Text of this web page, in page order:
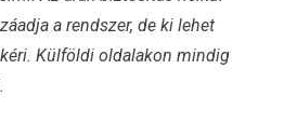
a rendszer, de ki lehet
Külföldi oldalakon mindig